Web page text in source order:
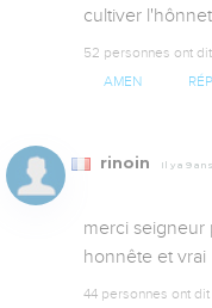
cultiver
52 personnes ont
AMEN
rinoin Il y a 9
merci seigneur
honnête et vrai
44 personnes ont